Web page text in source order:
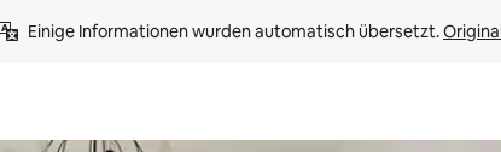
Einige Informationen wurden automatisch übersetzt.